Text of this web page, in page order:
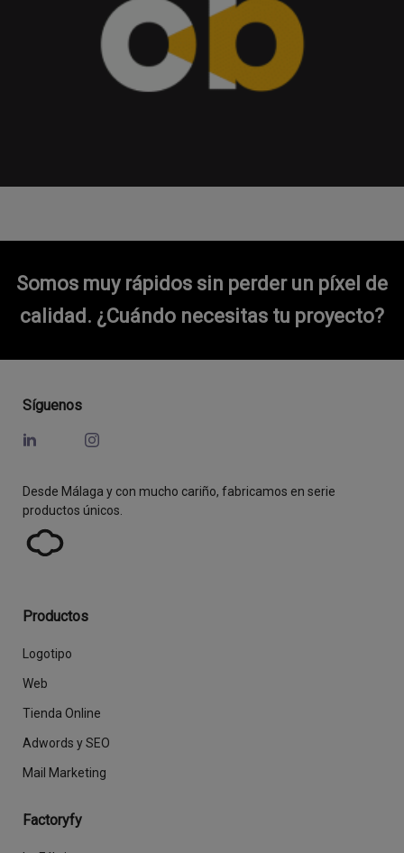
Somos muy rápidos sin perder un píxel de
calidad. ¿Cuándo necesitas tu proyecto?
Síguenos
Desde Málaga y con mucho cariño, fabricamos en serie
productos únicos.
Productos
Logotipo
Web
Tienda Online
Adwords y SEO
Mail Marketing
Factoryfy